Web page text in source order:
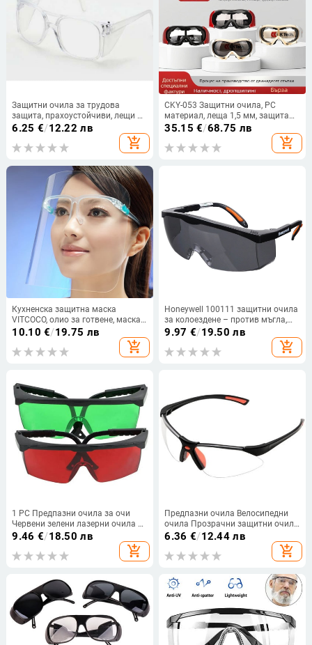
Защитни очила за трудова
защита, прахоустойчиви, лещи в
бял цвят, голяма рамка,
6.25 €/12.22 лв
add_shopping_cart
CKY-053 Защитни очила, PC
материал, леща 1,5 мм, защита
от прах, вятър и удари
35.15 €/68.75 лв
add_shopping_cart
Кухненска защитна маска
VITCOCO, олио за готвене, маска,
устойчива на пръски, защита на
лицето, устойчива на мъгла,
прозрачна маска с висока
10.10 €/19.75 лв
add_shopping_cart
Honeywell 100111 защитни очила
за колоездене – против мъгла,
пръски, прах, вятър и удари
9.97 €/19.50 лв
add_shopping_cart
1 PC Предпазни очила за очи
Червени зелени лазерни очила за
защита от ултравиолетова
светлина OPT Оборудване за
красота Консумативи на
9.46 €/18.50 лв
add_shopping_cart
Предпазни очила Велосипедни
очила Прозрачни защитни очила
за колоездене Работна защита
Защитни очила Лабораторни
очила
6.36 €/12.44 лв
add_shopping_cart